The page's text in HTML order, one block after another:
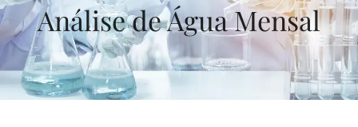
Análise de Água Mensal